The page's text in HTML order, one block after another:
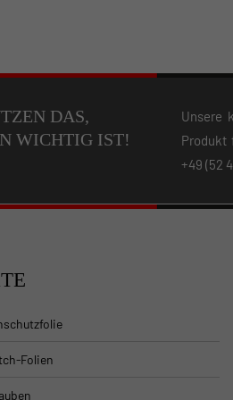
DAS,
WICHTIG IST!
Unsere
Produkt
+49 (52
Folien